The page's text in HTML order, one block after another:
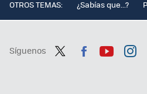
OTROS TEMAS: ¿Sabías que...?
Síguenos